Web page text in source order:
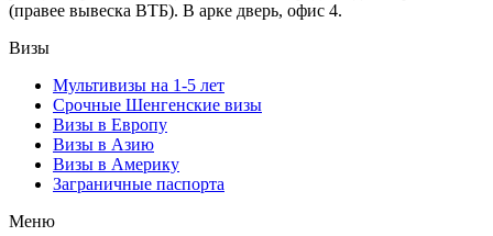
(правее вывеска ВТБ). В арке дверь, офис 4.
Визы
Мультивизы на 1-5 лет
Срочные Шенгенские визы
Визы в Европу
Визы в Азию
Визы в Америку
Заграничные паспорта
Меню